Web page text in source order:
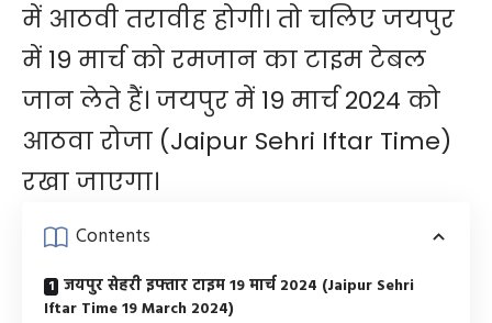
में आठवी तरावीह होगी। तो चलिए जयपुर
में 19 मार्च को रमजान का टाइम टेबल
जान लेते हैं। जयपुर में 19 मार्च 2024 को
आठवा रोजा (Jaipur Sehri Iftar Time)
रखा जाएगा।
Contents
जयपुर सेहरी इफ्तार टाइम 19 मार्च 2024 (Jaipur Sehri
Iftar Time 19 March 2024)